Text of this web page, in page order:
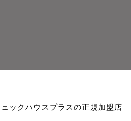
ックハウスプラスの正規加盟店